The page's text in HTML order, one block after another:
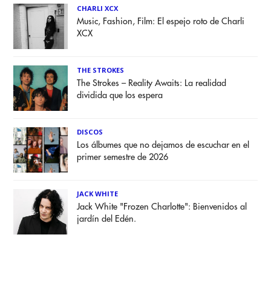
CHARLI XCX
Music, Fashion, Film: El espejo roto de Charli
XCX
THE STROKES
The Strokes – Reality Awaits: La realidad
dividida que los espera
DISCOS
Los álbumes que no dejamos de escuchar en el
primer semestre de 2026
JACK WHITE
Jack White "Frozen Charlotte": Bienvenidos al
jardín del Edén.